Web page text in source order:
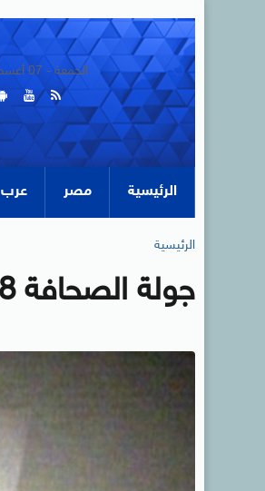
الجمعة - 07 أغسطس 2026
الرئيسية مصر عرب
الرئيسية
جولة الصحافة 08-10-2014